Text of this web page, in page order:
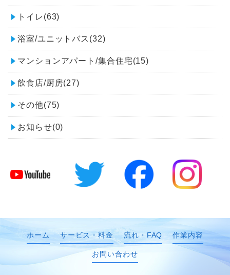
トイレ(63)
浴室/ユニットバス(32)
マンションアパート/集合住宅(15)
飲食店/厨房(27)
その他(75)
お知らせ(0)
ホーム サービス・料金 流れ・FAQ 作業内容
お問い合わせ